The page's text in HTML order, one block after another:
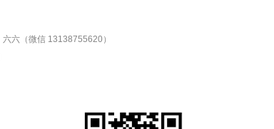
六六（微信 13138755620）